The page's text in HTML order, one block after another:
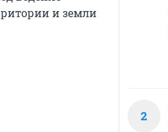
и земли
2